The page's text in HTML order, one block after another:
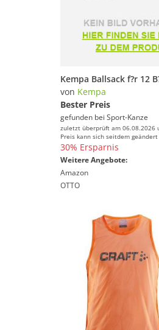
von Kempa
Bester Preis
gefunden bei Sport-Kanze
zuletzt überprüft am 06.08.2026
Preis kann sich seitdem geändert
30% Ersparnis
Weitere Angebote:
Amazon
OTTO